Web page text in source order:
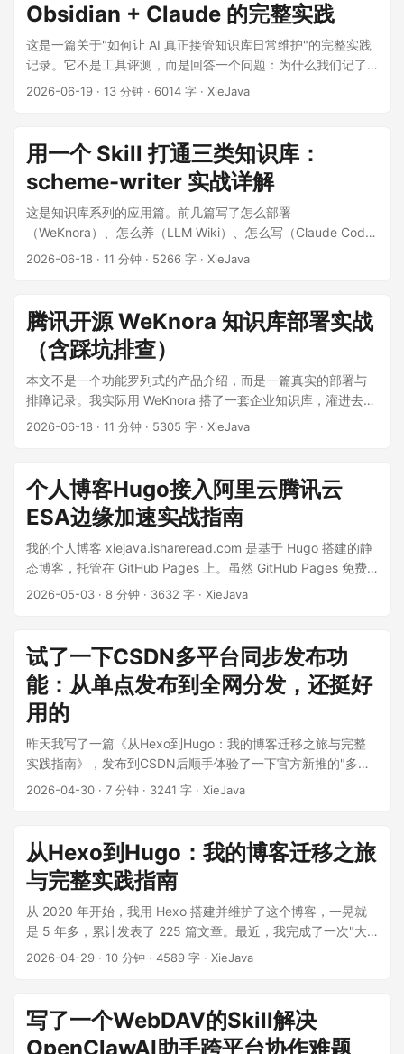
Obsidian + Claude 的完整实践
这是一篇关于"如何让 AI 真正接管知识库日常维护"的完整实践
记录。它不是工具评测，而是回答一个问题：为什么我们记了
十年笔记，知识却还是用不起来——以及怎么用一套具体可操
2026-06-19 · 13 分钟 · 6014 字 · XieJava
用一个 Skill 打通三类知识库：
scheme-writer 实战详解
这是知识库系列的应用篇。前几篇写了怎么部署
（WeKnora）、怎么养（LLM Wiki）、怎么写（Claude Code
+ RAG）。这一篇回答一个更朴素的问题：Claude Code 是命
通员工用？ 答案是 scheme-writer 这个 skill + workbuddy 这
样的 GUI Agent。同一个 skill，同一套脚本，能装进 CLI
Agent 也能装进 GUI Agent，三库打通的本质——是 skill 而不
是 Agent。 ...
2026-06-18 · 11 分钟 · 5266 字 · XieJava
腾讯开源 WeKnora 知识库部署实战
（含踩坑排查）
本文不是一个功能罗列式的产品介绍，而是一篇真实的部署与
排障记录。我实际用 WeKnora 搭了一套企业知识库，灌进去
17 篇文档，然后遇到了"所有文档都能解析、却一篇都搜不出
...
2026-06-18 · 11 分钟 · 5305 字 · XieJava
个人博客Hugo接入阿里云腾讯云
ESA边缘加速实战指南
我的个人博客 xiejava.ishareread.com 是基于 Hugo 搭建的静
态博客，托管在 GitHub Pages 上。虽然 GitHub Pages 免费
稳定，但在国内访问速度一直不太理想，DNS 解析慢、连接延
2026-05-03 · 8 分钟 · 3632 字 · XieJava
试了一下CSDN多平台同步发布功
能：从单点发布到全网分发，还挺好
用的
昨天我写了一篇《从Hexo到Hugo：我的博客迁移之旅与完整
实践指南》，发布到CSDN后顺手体验了一下官方新推的"多平
台同步发布"功能，直接将文章同步到了微信公众号"fullbug"。
么痛点，以及具体怎么用。 ...
2026-04-30 · 7 分钟 · 3241 字 · XieJava
从Hexo到Hugo：我的博客迁移之旅
与完整实践指南
从 2020 年开始，我用 Hexo 搭建并维护了这个博客，一晃就
是 5 年多，累计发表了 225 篇文章。最近，我完成了一次"大
修"——将整个博客从 Hexo 迁移到了 Hugo。这篇文章记录了
架，希望这篇指南能帮你少走弯路。 一、用了5年Hexo，为什
么要换？ 先交代一下背景。我的原博客基于 Hexo + NexT 主
题，托管在 GitHub Pages 上，自定义域名访问，跑了整整 5
2026-04-29 · 10 分钟 · 4589 字 · XieJava
写了一个WebDAV的Skill解决
OpenClawAI助手跨平台协作难题